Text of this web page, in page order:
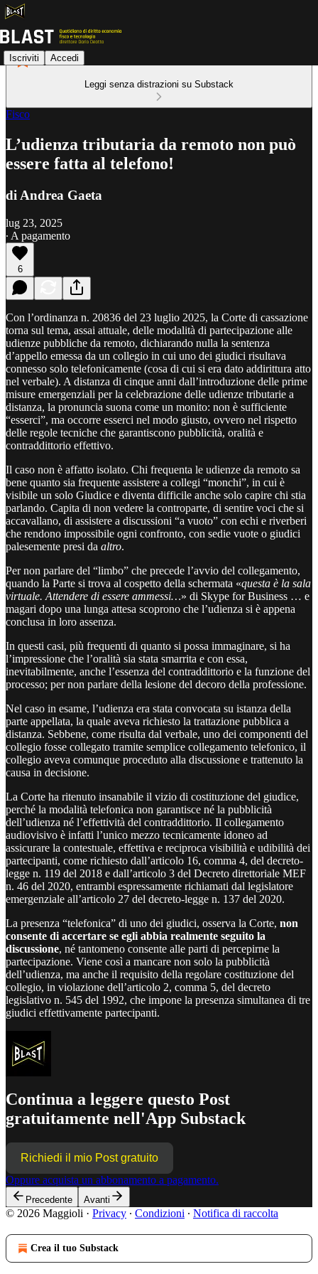
Iscriviti Accedi
Leggi senza distrazioni su Substack
Fisco
L’udienza tributaria da remoto non può
essere fatta al telefono!
di Andrea Gaeta
lug 23, 2025
∙ A pagamento
6
Con l’ordinanza n. 20836 del 23 luglio 2025, la Corte di cassazione
torna sul tema, assai attuale, delle modalità di partecipazione alle
udienze pubbliche da remoto, dichiarando nulla la sentenza
d’appello emessa da un collegio in cui uno dei giudici risultava
connesso solo telefonicamente (cosa di cui si era dato addirittura atto
nel verbale). A distanza di cinque anni dall’introduzione delle prime
misure emergenziali per la celebrazione delle udienze tributarie a
distanza, la pronuncia suona come un monito: non è sufficiente
“esserci”, ma occorre esserci nel modo giusto, ovvero nel rispetto
delle regole tecniche che garantiscono pubblicità, oralità e
contraddittorio effettivo.
Il caso non è affatto isolato. Chi frequenta le udienze da remoto sa
bene quanto sia frequente assistere a collegi “monchi”, in cui è
visibile un solo Giudice e diventa difficile anche solo capire chi stia
parlando. Capita di non vedere la controparte, di sentire voci che si
accavallano, di assistere a discussioni “a vuoto” con echi e riverberi
che rendono impossibile ogni confronto, con sedie vuote o giudici
palesemente presi da altro.
Per non parlare del “limbo” che precede l’avvio del collegamento,
quando la Parte si trova al cospetto della schermata «questa è la sala
virtuale. Attendere di essere ammessi…» di Skype for Business … e
magari dopo una lunga attesa scoprono che l’udienza si è appena
conclusa in loro assenza.
In questi casi, più frequenti di quanto si possa immaginare, si ha
l’impressione che l’oralità sia stata smarrita e con essa,
inevitabilmente, anche l’essenza del contraddittorio e la funzione del
processo; per non parlare della lesione del decoro della professione.
Nel caso in esame, l’udienza era stata convocata su istanza della
parte appellata, la quale aveva richiesto la trattazione pubblica a
distanza. Sebbene, come risulta dal verbale, uno dei componenti del
collegio fosse collegato tramite semplice collegamento telefonico, il
collegio aveva comunque proceduto alla discussione e trattenuto la
causa in decisione.
La Corte ha ritenuto insanabile il vizio di costituzione del giudice,
perché la modalità telefonica non garantisce né la pubblicità
dell’udienza né l’effettività del contraddittorio. Il collegamento
audiovisivo è infatti l’unico mezzo tecnicamente idoneo ad
assicurare la contestuale, effettiva e reciproca visibilità e udibilità dei
partecipanti, come richiesto dall’articolo 16, comma 4, del decreto-
legge n. 119 del 2018 e dall’articolo 3 del Decreto direttoriale MEF
n. 46 del 2020, entrambi espressamente richiamati dal legislatore
emergenziale all’articolo 27 del decreto-legge n. 137 del 2020.
La presenza “telefonica” di uno dei giudici, osserva la Corte, non
consente di accertare se egli abbia realmente seguito la
discussione, né tantomeno consente alle parti di percepirne la
partecipazione. Viene così a mancare non solo la pubblicità
dell’udienza, ma anche il requisito della regolare costituzione del
collegio, in violazione dell’articolo 2, comma 5, del decreto
legislativo n. 545 del 1992, che impone la presenza simultanea di tre
giudici effettivamente partecipanti.
Continua a leggere questo Post
gratuitamente nell'App Substack
Richiedi il mio Post gratuito
Oppure acquista un abbonamento a pagamento.
Precedente Avanti
© 2026 Maggioli · Privacy ∙ Condizioni ∙ Notifica di raccolta
Crea il tuo Substack